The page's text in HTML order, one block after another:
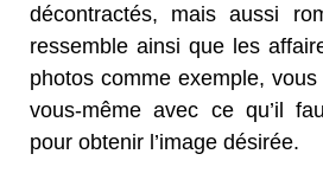
décontractés, mais aussi
ressemble ainsi que les
photos comme exemple,
vous-même avec ce qu’il
pour obtenir l’image désirée.